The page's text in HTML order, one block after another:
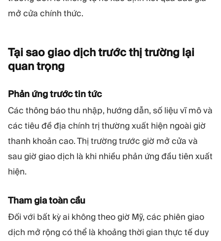
mở cửa chính thức.
Tại sao giao dịch trước thị trường lại
quantrọng
Phản ứng trước tin tức
Các thông báo thu nhập, hướng dẫn, số liệu vĩ mô và
các tiêu đề địa chính trị thường xuất hiện ngoài giờ
thanh khoản cao. Thị trường trước giờ mở cửa và
sau giờ giao dịch là khi nhiều phản ứng đầu tiên xuất
hiện.
Tham gia toàn cầu
Đối với bất kỳ ai không theo giờ Mỹ, các phiên giao
dịch mở rộng có thể là khoảng thời gian thực tế duy